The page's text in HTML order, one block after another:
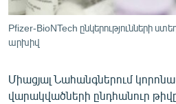
ՏՏ ԵՒ ԻՆՏԵՐՆԵՏ
ԿՈՐՈՆԱՎԻՐՈՒՍ
ՏԵՍԱՆՅՈՒԹԵՐ
Pfizer-BioNTech ընկերությունների
արխիվ
Միացյալ Նահանգներում
վարակվածների ընդհանուր